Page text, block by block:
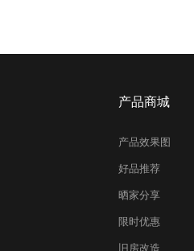
产品商城
产品效果图
好品推荐
晒家分享
限时优惠
旧房改造